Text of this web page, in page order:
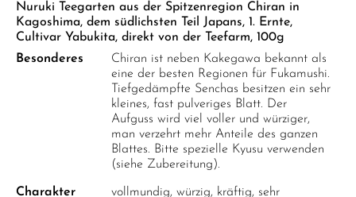
SORTEN ÜBERSICHT CHINA
YAME
SETS & GIFTS
Nuruki Teegarten aus der Spitzenregion Chiran in
Kagoshima, dem südlichsten Teil Japans, 1. Ernte,
Cultivar Yabukita, direkt von der Teefarm, 100g
Besonderes
Chiran ist neben Kakegawa bekannt als
eine der besten Regionen für Fukamushi.
Tiefgedämpfte Senchas besitzen ein sehr
kleines, fast pulveriges Blatt. Der
Aufguss wird viel voller und würziger,
man verzehrt mehr Anteile des ganzen
Blattes. Bitte spezielle Kyusu verwenden
(siehe Zubereitung).
Charakter
vollmundig, würzig, kräftig, sehr